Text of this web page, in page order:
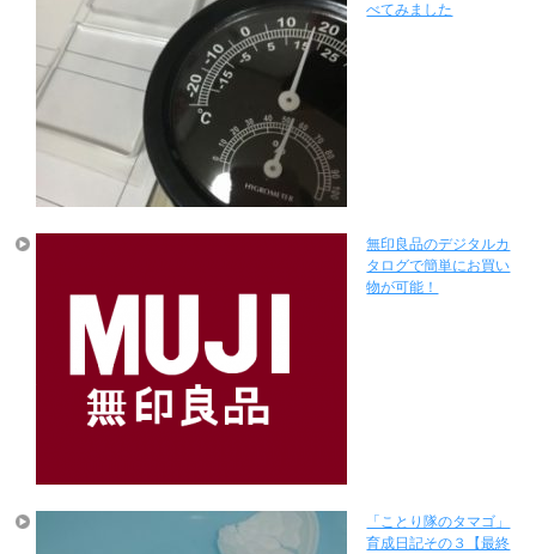
べてみました
無印良品のデジタルカ
タログで簡単にお買い
物が可能！
「ことり隊のタマゴ」
育成日記その３【最終